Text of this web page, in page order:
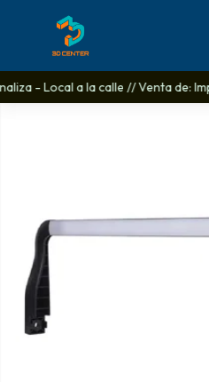
- Local a la calle // Venta de: